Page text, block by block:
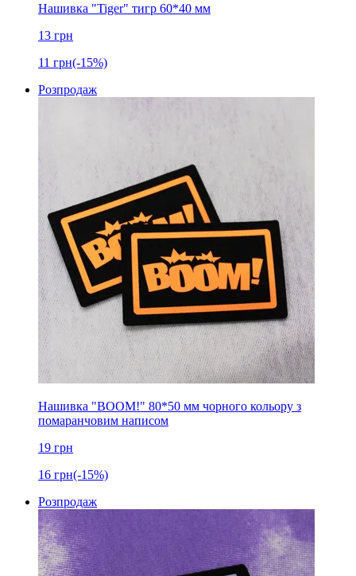
Нашивка "Tiger" тигр 60*40 мм
13 грн
11 грн(-15%)
Розпродаж
Нашивка "BOOM!" 80*50 мм чорного кольору з
помаранчовим написом
19 грн
16 грн(-15%)
Розпродаж